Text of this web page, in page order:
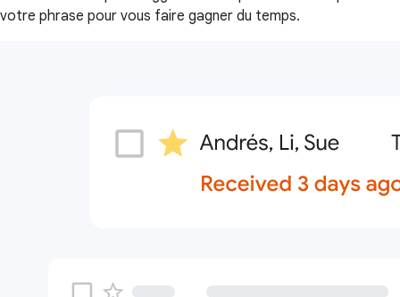
votre phrase pour vous faire gagner du temps.